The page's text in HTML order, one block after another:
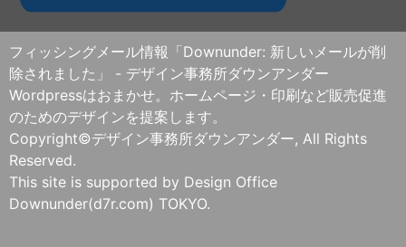
フィッシングメール情報「Downunder: 新しいメールが削
除されました」 - デザイン事務所ダウンアンダー
Wordpressはおまかせ。ホームページ・印刷など販売促進
のためのデザインを提案します。
Copyright©デザイン事務所ダウンアンダー, All Rights
Reserved.
This site is supported by Design Office
Downunder(d7r.com) TOKYO.